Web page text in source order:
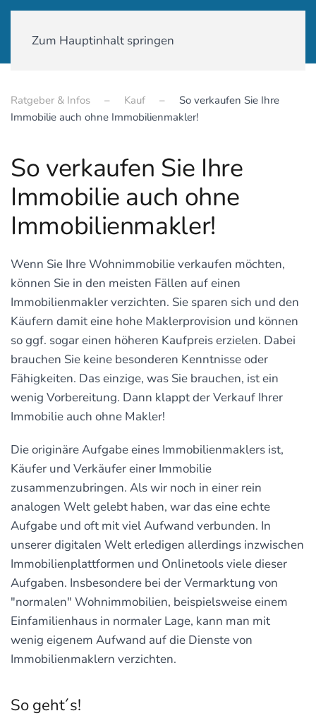
Zum Hauptinhalt springen
Ratgeber & Infos Kauf
So verkaufen Sie Ihre
Immobilie auch ohne Immobilienmakler!
So verkaufen Sie Ihre
Immobilie auch ohne
Immobilienmakler!
Wenn Sie Ihre Wohnimmobilie verkaufen möchten,
können Sie in den meisten Fällen auf einen
Immobilienmakler verzichten. Sie sparen sich und den
Käufern damit eine hohe Maklerprovision und können
so ggf. sogar einen höheren Kaufpreis erzielen. Dabei
brauchen Sie keine besonderen Kenntnisse oder
Fähigkeiten. Das einzige, was Sie brauchen, ist ein
wenig Vorbereitung. Dann klappt der Verkauf Ihrer
Immobilie auch ohne Makler!
Die originäre Aufgabe eines Immobilienmaklers ist,
Käufer und Verkäufer einer Immobilie
zusammenzubringen. Als wir noch in einer rein
analogen Welt gelebt haben, war das eine echte
Aufgabe und oft mit viel Aufwand verbunden. In
unserer digitalen Welt erledigen allerdings inzwischen
Immobilienplattformen und Onlinetools viele dieser
Aufgaben. Insbesondere bei der Vermarktung von
"normalen" Wohnimmobilien, beispielsweise einem
Einfamilienhaus in normaler Lage, kann man mit
wenig eigenem Aufwand auf die Dienste von
Immobilienmaklern verzichten.
So geht´s!